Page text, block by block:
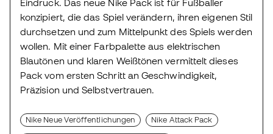
konzipiert, die das Spiel verändern, ihren eigenen Stil
durchsetzen und zum Mittelpunkt des Spiels werden
wollen. Mit einer Farbpalette aus elektrischen
Blautönen und klaren Weißtönen vermittelt dieses
Pack vom ersten Schritt an Geschwindigkeit,
Präzision und Selbstvertrauen.
Nike Neue Veröffentlichungen Nike Attack Pack